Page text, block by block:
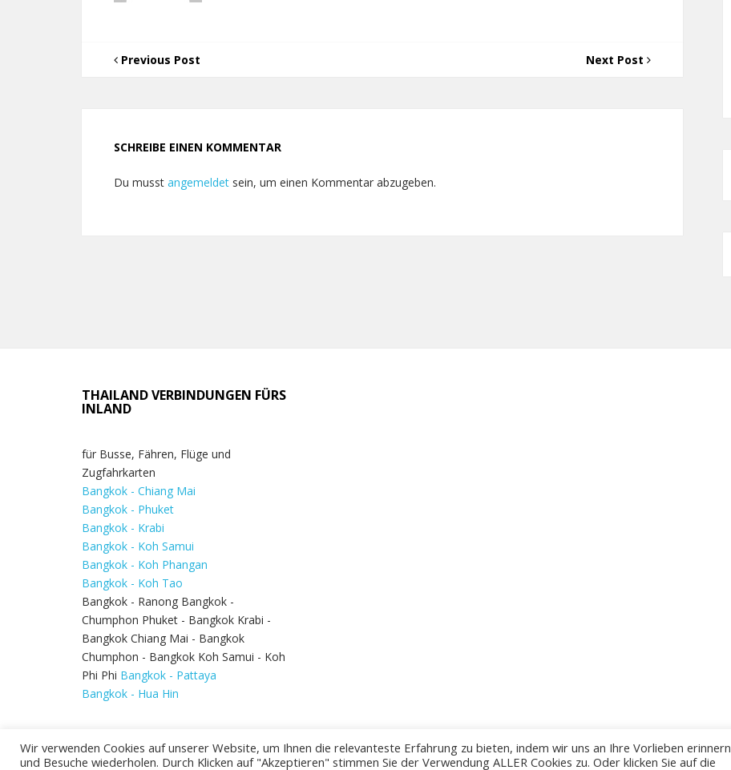
Previous Post Next Post
SCHREIBE EINEN KOMMENTAR
Du musst angemeldet sein, um einen Kommentar abzugeben.
THAILAND VERBINDUNGEN FÜRS
INLAND
für Busse, Fähren, Flüge und
Zugfahrkarten
Bangkok - Chiang Mai
Bangkok - Phuket
Bangkok - Krabi
Bangkok - Koh Samui
Bangkok - Koh Phangan
Bangkok - Koh Tao
Bangkok - Ranong Bangkok -
Chumphon Phuket - Bangkok Krabi -
Bangkok Chiang Mai - Bangkok
Chumphon - Bangkok Koh Samui - Koh
Phi Phi Bangkok - Pattaya
Bangkok - Hua Hin
Wir verwenden Cookies auf unserer Website, um Ihnen die relevanteste Erfahrung zu bieten, indem wir uns an Ihre Vorlieben erinnern
und Besuche wiederholen. Durch Klicken auf "Akzeptieren" stimmen Sie der Verwendung ALLER Cookies zu. Oder klicken Sie auf die